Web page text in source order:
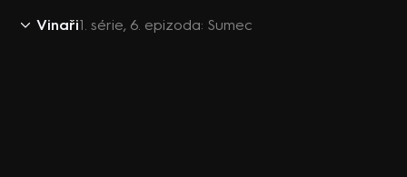
Vinaři1. série, 6. epizoda: Sumec